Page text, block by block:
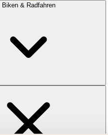
Biken & Radfahren